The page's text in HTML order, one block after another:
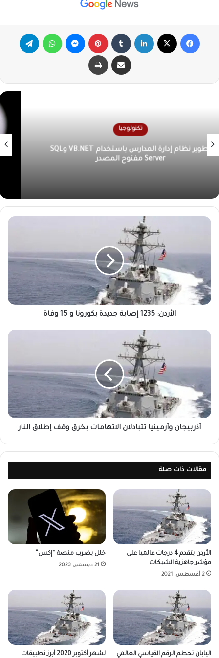
تكنولوجيا
إنشاء برنامج VB.NET لإرسال الرسائل إلى WhatsApp
باستخدام جدول Excel
الأردن: 1235 إصابة جديدة بكورونا و 15 وفاة
أذربيجان وأرمينيا تتبادلان الاتهامات بخرق وقف إطلاق النار
مقالات ذات صلة
الأردن يتقدم 4 درجات عالميا على
مؤشر جاهزية الشبكات
2 أغسطس، 2021
خلل يضرب منصة “إكس”
21 ديسمبر، 2023
اليابان تحطم الرقم القياسي العالمي لشهر أكتوبر 2020 أبرز تطبيقات